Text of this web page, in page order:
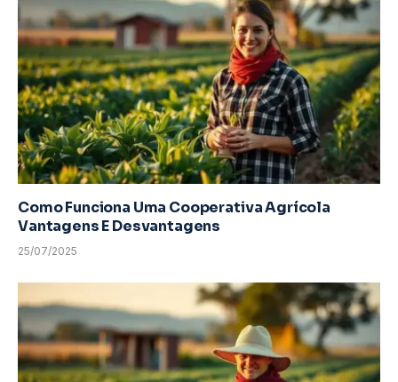
Como Funciona Uma Cooperativa Agrícola
Vantagens E Desvantagens
25/07/2025